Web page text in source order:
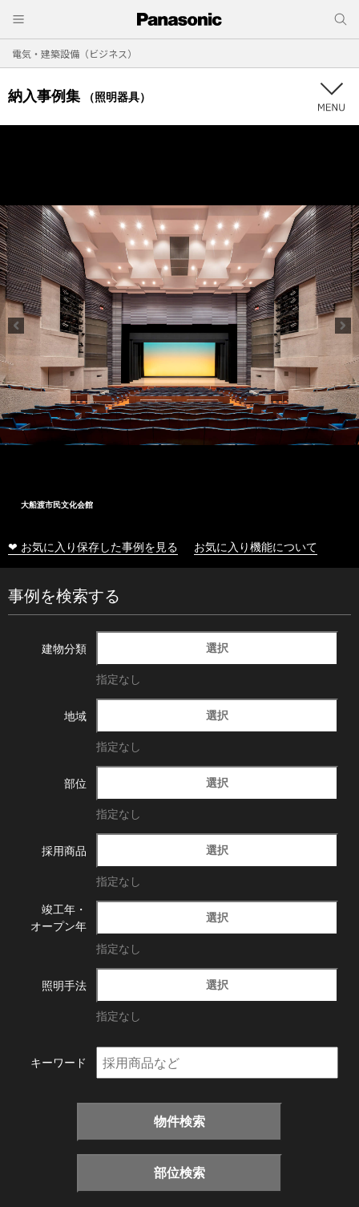
電気・建築設備（ビジネス）
納入事例集 （照明器具）
大船渡市民文化会館
❤ お気に入り保存した事例を見る お気に入り機能について
事例を検索する
建物分類 選択
指定なし
地域 選択
指定なし
部位 選択
指定なし
採用商品 選択
指定なし
竣工年・
オープン年
選択
指定なし
照明手法 選択
指定なし
キーワード
物件検索
部位検索